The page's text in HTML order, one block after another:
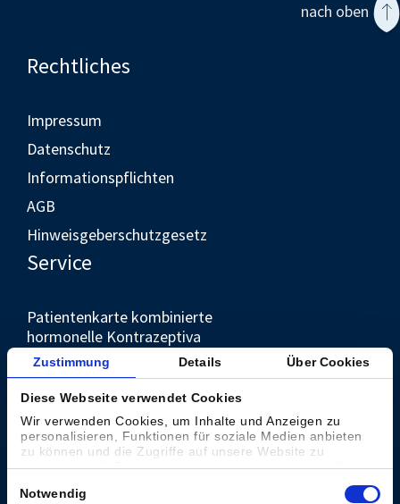
Zustimmung Details Über Cookies
Diese Webseite verwendet Cookies
Wir verwenden Cookies, um Inhalte und Anzeigen zu
personalisieren, Funktionen für soziale Medien anbieten
zu können und die Zugriffe auf unsere Website zu
analysieren. Außerdem geben wir Informationen zu Ihrer
soziale Medien, Werbung und Analysen weiter. Unsere
Einwilligungsauswahl
Notwendig
nach oben
Rechtliches
Impressum
Datenschutz
Informationspflichten
AGB
Hinweisgeberschutzgesetz
Service
Patientenkarte kombinierte
hormonelle Kontrazeptiva
Unternehmen
Kontakt
Presse
Weltweit